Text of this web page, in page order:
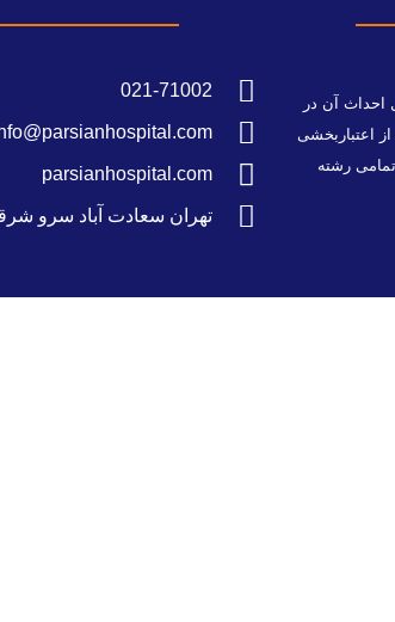
مراحل احداث آن در
است و پس از اعتباربخشی
بودن تمامی رشته
021-71002
parsianhospital.com
تهران سعادت آباد سرو